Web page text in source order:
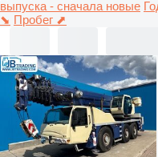
выпуска - сначала новые
⬊ Пробег ⬈